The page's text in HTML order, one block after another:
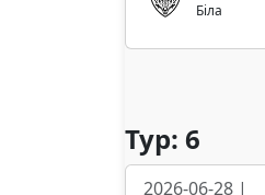
Біла
Тур: 6
2026-06-28 |